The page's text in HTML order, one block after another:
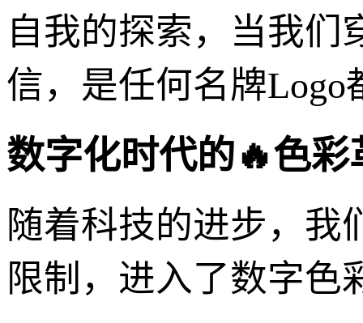
自我的探索，当我们
信，是任何名牌Logo
数字化时代的🔥色
随着科技的进步，我
限制，进入了数字色